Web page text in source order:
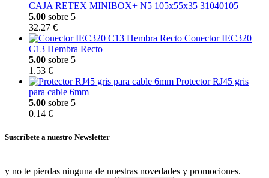
CAJA RETEX MINIBOX+ N5 105x55x35 31040105
5.00 sobre 5
32.27 €
Conector IEC320
C13 Hembra Recto
5.00 sobre 5
1.53 €
Protector RJ45 gris
para cable 6mm
5.00 sobre 5
0.14 €
Suscríbete a nuestro Newsletter
y no te pierdas ninguna de nuestras novedades y promociones.